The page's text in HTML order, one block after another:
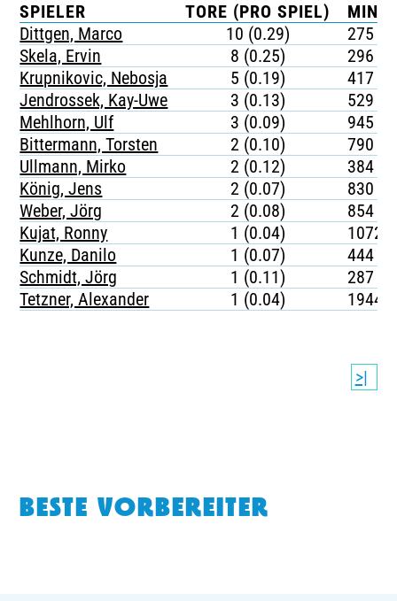
SPIELER TORE (PRO SPIEL)
Dittgen, Marco
10 (0.29)
275
Skela, Ervin
8 (0.25)
296
Krupnikovic, Nebosja
5 (0.19)
417
Jendrossek, Kay-Uwe
3 (0.13)
529
Mehlhorn, Ulf
3 (0.09)
945
Bittermann, Torsten
2 (0.10)
790
Ullmann, Mirko
2 (0.12)
384
König, Jens
2 (0.07)
830
Weber, Jörg
2 (0.08)
854
Kujat, Ronny
1 (0.04)
1072
Kunze, Danilo
1 (0.07)
444
Schmidt, Jörg
1 (0.11)
287
Tetzner, Alexander
1 (0.04) 1944
>|
BESTE VORBEREITER